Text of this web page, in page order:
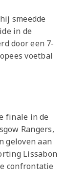
smeedde
in de
door een 7-
voetbal
finale in de
Rangers,
geloven aan
Lissabon
confrontatie